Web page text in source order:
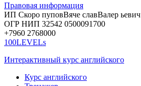
Правовая информация
ИП Скоро пуповВяче славВалер ьевич
ОГР НИП 32542 0500091700
+7960 2768000
100LEVELs
Интерактивный курс английского
Курс английского